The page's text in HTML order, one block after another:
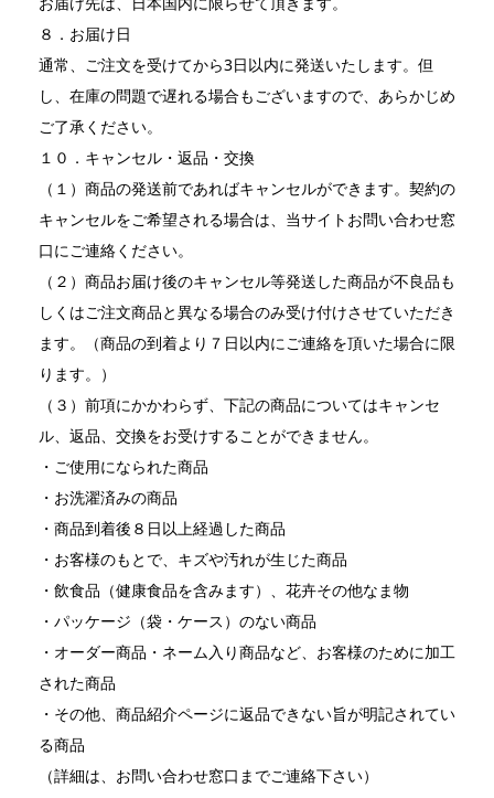
８．お届け日
通常、ご注文を受けてから3日以内に発送いたします。但
し、在庫の問題で遅れる場合もございますので、あらかじめ
ご了承ください。
１０．キャンセル・返品・交換
（１）商品の発送前であればキャンセルができます。契約の
キャンセルをご希望される場合は、当サイトお問い合わせ窓
口にご連絡ください。
（２）商品お届け後のキャンセル等発送した商品が不良品も
しくはご注文商品と異なる場合のみ受け付けさせていただき
ます。（商品の到着より７日以内にご連絡を頂いた場合に限
ります。）
（３）前項にかかわらず、下記の商品についてはキャンセ
ル、返品、交換をお受けすることができません。
・ご使用になられた商品
・お洗濯済みの商品
・商品到着後８日以上経過した商品
・お客様のもとで、キズや汚れが生じた商品
・飲食品（健康食品を含みます）、花卉その他なま物
・パッケージ（袋・ケース）のない商品
・オーダー商品・ネーム入り商品など、お客様のために加工
された商品
・その他、商品紹介ページに返品できない旨が明記されてい
る商品
（詳細は、お問い合わせ窓口までご連絡下さい）